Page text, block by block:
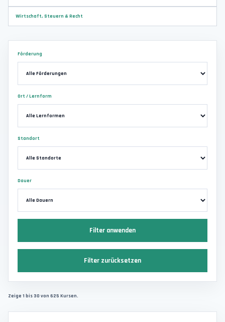
Wirtschaft, Steuern & Recht
Förderung
Ort / Lernform
Standort
Dauer
Filter anwenden
Filter zurücksetzen
Zeige 1 bis 30 von 625 Kursen.